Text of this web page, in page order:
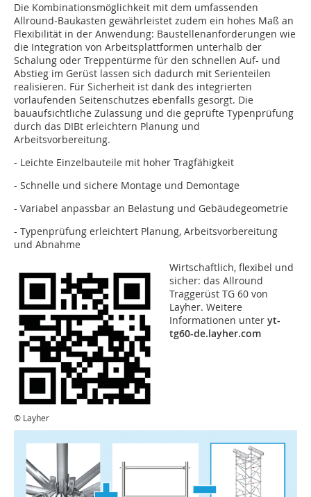
Die Kombinationsmöglichkeit mit dem umfassenden
Allround-Baukasten gewährleistet zudem ein hohes Maß an
Flexibilität in der Anwendung: Baustellenanforderungen wie
die Integration von Arbeitsplattformen unterhalb der
Schalung oder Treppentürme für den schnellen Auf- und
Abstieg im Gerüst lassen sich dadurch mit Serienteilen
realisieren. Für Sicherheit ist dank des integrierten
vorlaufenden Seitenschutzes ebenfalls gesorgt. Die
bauaufsichtliche Zulassung und die geprüfte Typenprüfung
durch das DIBt erleichtern Planung und
Arbeitsvorbereitung.
- Leichte Einzelbauteile mit hoher Tragfähigkeit
- Schnelle und sichere Montage und Demontage
- Variabel anpassbar an Belastung und Gebäudegeometrie
- Typenprüfung erleichtert Planung, Arbeitsvorbereitung
und Abnahme
© Layher
Wirtschaftlich, flexibel und
sicher: das Allround
Traggerüst TG 60 von
Layher. Weitere
Informationen unter yt-
tg60-de.layher.com